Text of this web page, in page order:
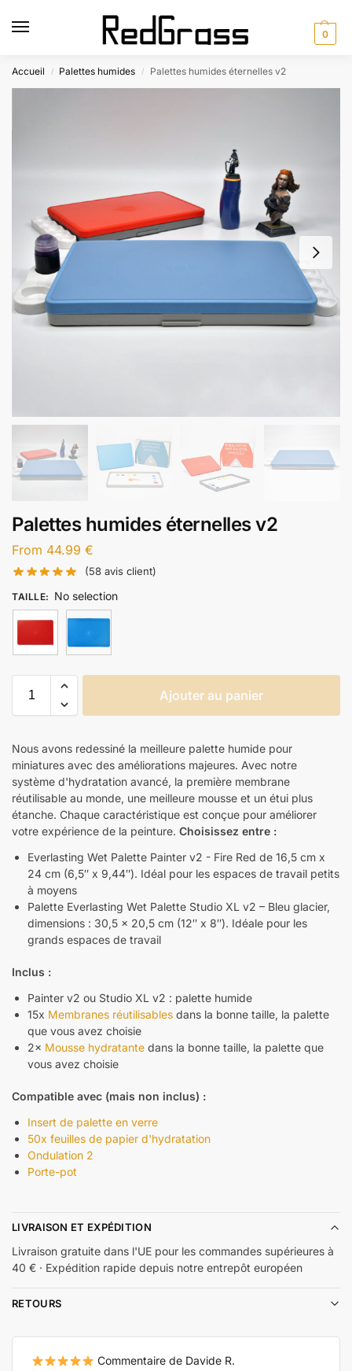
0
Accueil / Palettes humides / Palettes humides éternelles v2
Palettes humides éternelles v2
From 44.99 €
(58 avis client)
TAILLE: No selection
Ajouter au panier
Nous avons redessiné la meilleure palette humide pour
miniatures avec des améliorations majeures. Avec notre
système d'hydratation avancé, la première membrane
réutilisable au monde, une meilleure mousse et un étui plus
étanche. Chaque caractéristique est conçue pour améliorer
votre expérience de la peinture. Choisissez entre :
Everlasting Wet Palette Painter v2 - Fire Red de 16,5 cm x
24 cm (6,5″ x 9,44″). Idéal pour les espaces de travail petits
à moyens
Palette Everlasting Wet Palette Studio XL v2 – Bleu glacier,
dimensions : 30,5 x 20,5 cm (12″ x 8″). Idéale pour les
grands espaces de travail
Inclus :
Painter v2 ou Studio XL v2 : palette humide
15x Membranes réutilisables dans la bonne taille, la palette
que vous avez choisie
2× Mousse hydratante dans la bonne taille, la palette que
vous avez choisie
Compatible avec (mais non inclus) :
Insert de palette en verre
50x feuilles de papier d'hydratation
Ondulation 2
Porte-pot
LIVRAISON ET EXPÉDITION
Livraison gratuite dans l'UE pour les commandes supérieures à
40 € · Expédition rapide depuis notre entrepôt européen
RETOURS
Commentaire de Davide R.